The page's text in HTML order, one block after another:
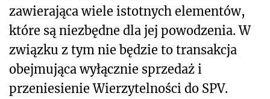
zawierająca wiele istotnych elementów,
które są niezbędne dla jej powodzenia. W
związku z tym nie będzie to transakcja
obejmująca wyłącznie sprzedaż i
przeniesienie Wierzytelności do SPV.